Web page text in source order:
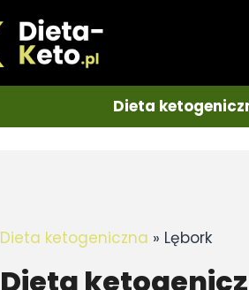
Dieta
Dieta ketogeniczna » Lębork
Dieta